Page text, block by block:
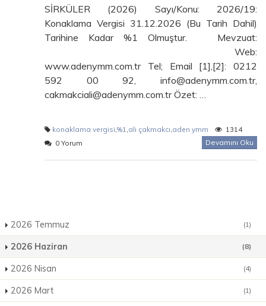
SİRKÜLER (2026) Sayı/Konu: 2026/19:
Konaklama Vergisi 31.12.2026 (Bu Tarih Dahil)
Tarihine Kadar %1 Olmuştur. Mevzuat:
Web:
www.adenymm.com.tr Tel; Email [1],[2]: 0212
592 00 92, info@adenymm.com.tr,
cakmakciali@adenymm.com.tr Özet: …
konaklama vergisi %1 ali çakmakcı aden ymm
1314
0 Yorum
Devamını Oku
2026 Temmuz (1)
2026 Haziran (8)
2026 Nisan (4)
2026 Mart (1)